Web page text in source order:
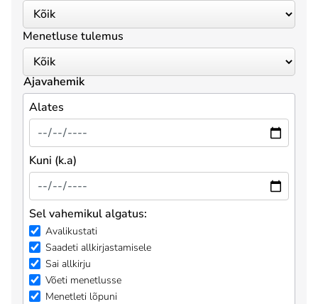
Menetluse tulemus
Ajavahemik
Alates
Kuni (k.a)
Sel vahemikul algatus:
Avalikustati
Saadeti allkirjastamisele
Sai allkirju
Võeti menetlusse
Menetleti lõpuni